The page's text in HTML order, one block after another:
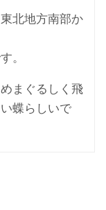
北地方南部か
。
まぐるしく飛
蝶らしいで